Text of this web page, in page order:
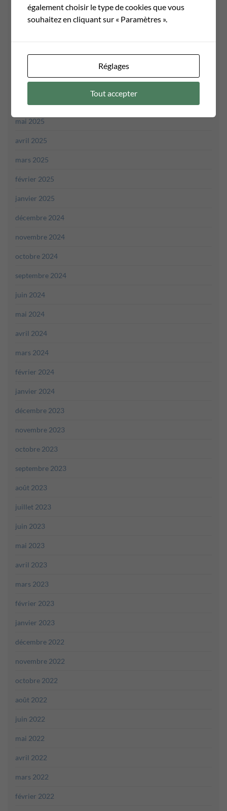
décembre 2025
novembre 2025
octobre 2025
juillet 2025
mai 2025
avril 2025
mars 2025
février 2025
janvier 2025
décembre 2024
novembre 2024
octobre 2024
septembre 2024
juin 2024
mai 2024
avril 2024
mars 2024
février 2024
janvier 2024
décembre 2023
novembre 2023
octobre 2023
septembre 2023
août 2023
juillet 2023
juin 2023
mai 2023
avril 2023
mars 2023
février 2023
janvier 2023
décembre 2022
novembre 2022
octobre 2022
août 2022
juin 2022
mai 2022
avril 2022
mars 2022
février 2022
également choisir le type de cookies que vous
souhaitez en cliquant sur « Paramètres ».
Réglages
Tout accepter